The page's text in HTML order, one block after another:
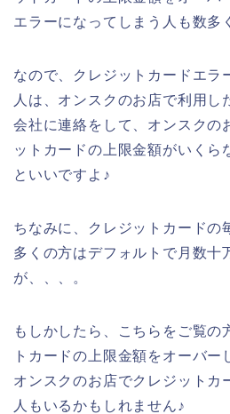
エラーになってしまう人も数多
なので、クレジットカードエラ
人は、オンスクのお店で利用し
会社に連絡をして、オンスクの
ットカードの上限金額がいくら
といいですよ♪
ちなみに、クレジットカードの
多くの方はデフォルトで月数十
が、、、。
もしかしたら、こちらをご覧の
トカードの上限金額をオーバー
オンスクのお店でクレジットカ
人もいるかもしれません♪